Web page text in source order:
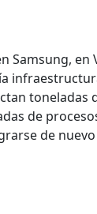
Samsung, en
toneladas
de
de nuevo